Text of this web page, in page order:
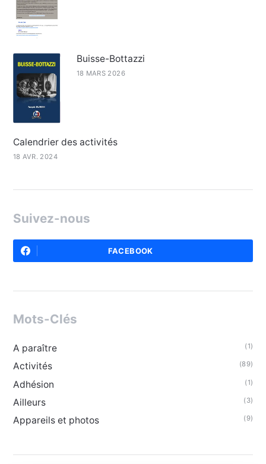
Buisse-Bottazzi
18 MARS 2026
Calendrier des activités
18 AVR. 2024
Suivez-nous
FACEBOOK
Mots-Clés
A paraître (1)
Activités (89)
Adhésion (1)
Ailleurs (3)
Appareils et photos (9)